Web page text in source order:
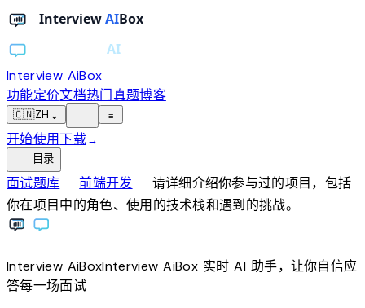
Interview AiBox
功能定价文档热门真题博客
🇨🇳ZH ⌄ ≡
开始使用下载→
目录
面试题库chevron_right前端开发chevron_right
请详细介绍你参与过的项目，包括
你在项目中的角色、使用的技术栈和遇到的挑战。
Interview AiBoxInterviewAiBox实时 AI 助手，让你自信应
答每一场面试